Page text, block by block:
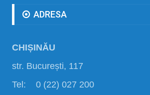
ADRESA
CHIȘINĂU
str. București, 117
Tel: 0 (22) 027 200